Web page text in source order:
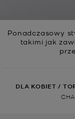
Ponadczasowy
takimi jak
DLA KOBIET /